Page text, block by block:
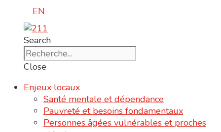
EN
Search
Close
Enjeux locaux
Santé mentale et dépendance
Pauvreté et besoins fondamentaux
Personnes âgées vulnérables et proches